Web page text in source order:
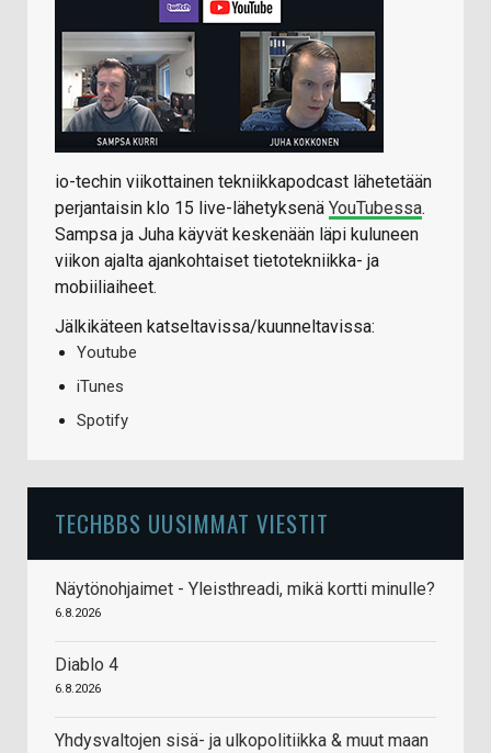
io-techin viikottainen tekniikkapodcast lähetetään
perjantaisin klo 15 live-lähetyksenä YouTubessa.
Sampsa ja Juha käyvät keskenään läpi kuluneen
viikon ajalta ajankohtaiset tietotekniikka- ja
mobiiliaiheet.
Jälkikäteen katseltavissa/kuunneltavissa:
Youtube
iTunes
Spotify
TECHBBS UUSIMMAT VIESTIT
Näytönohjaimet - Yleisthreadi, mikä kortti minulle?
6.8.2026
Diablo 4
6.8.2026
Yhdysvaltojen sisä- ja ulkopolitiikka & muut maan